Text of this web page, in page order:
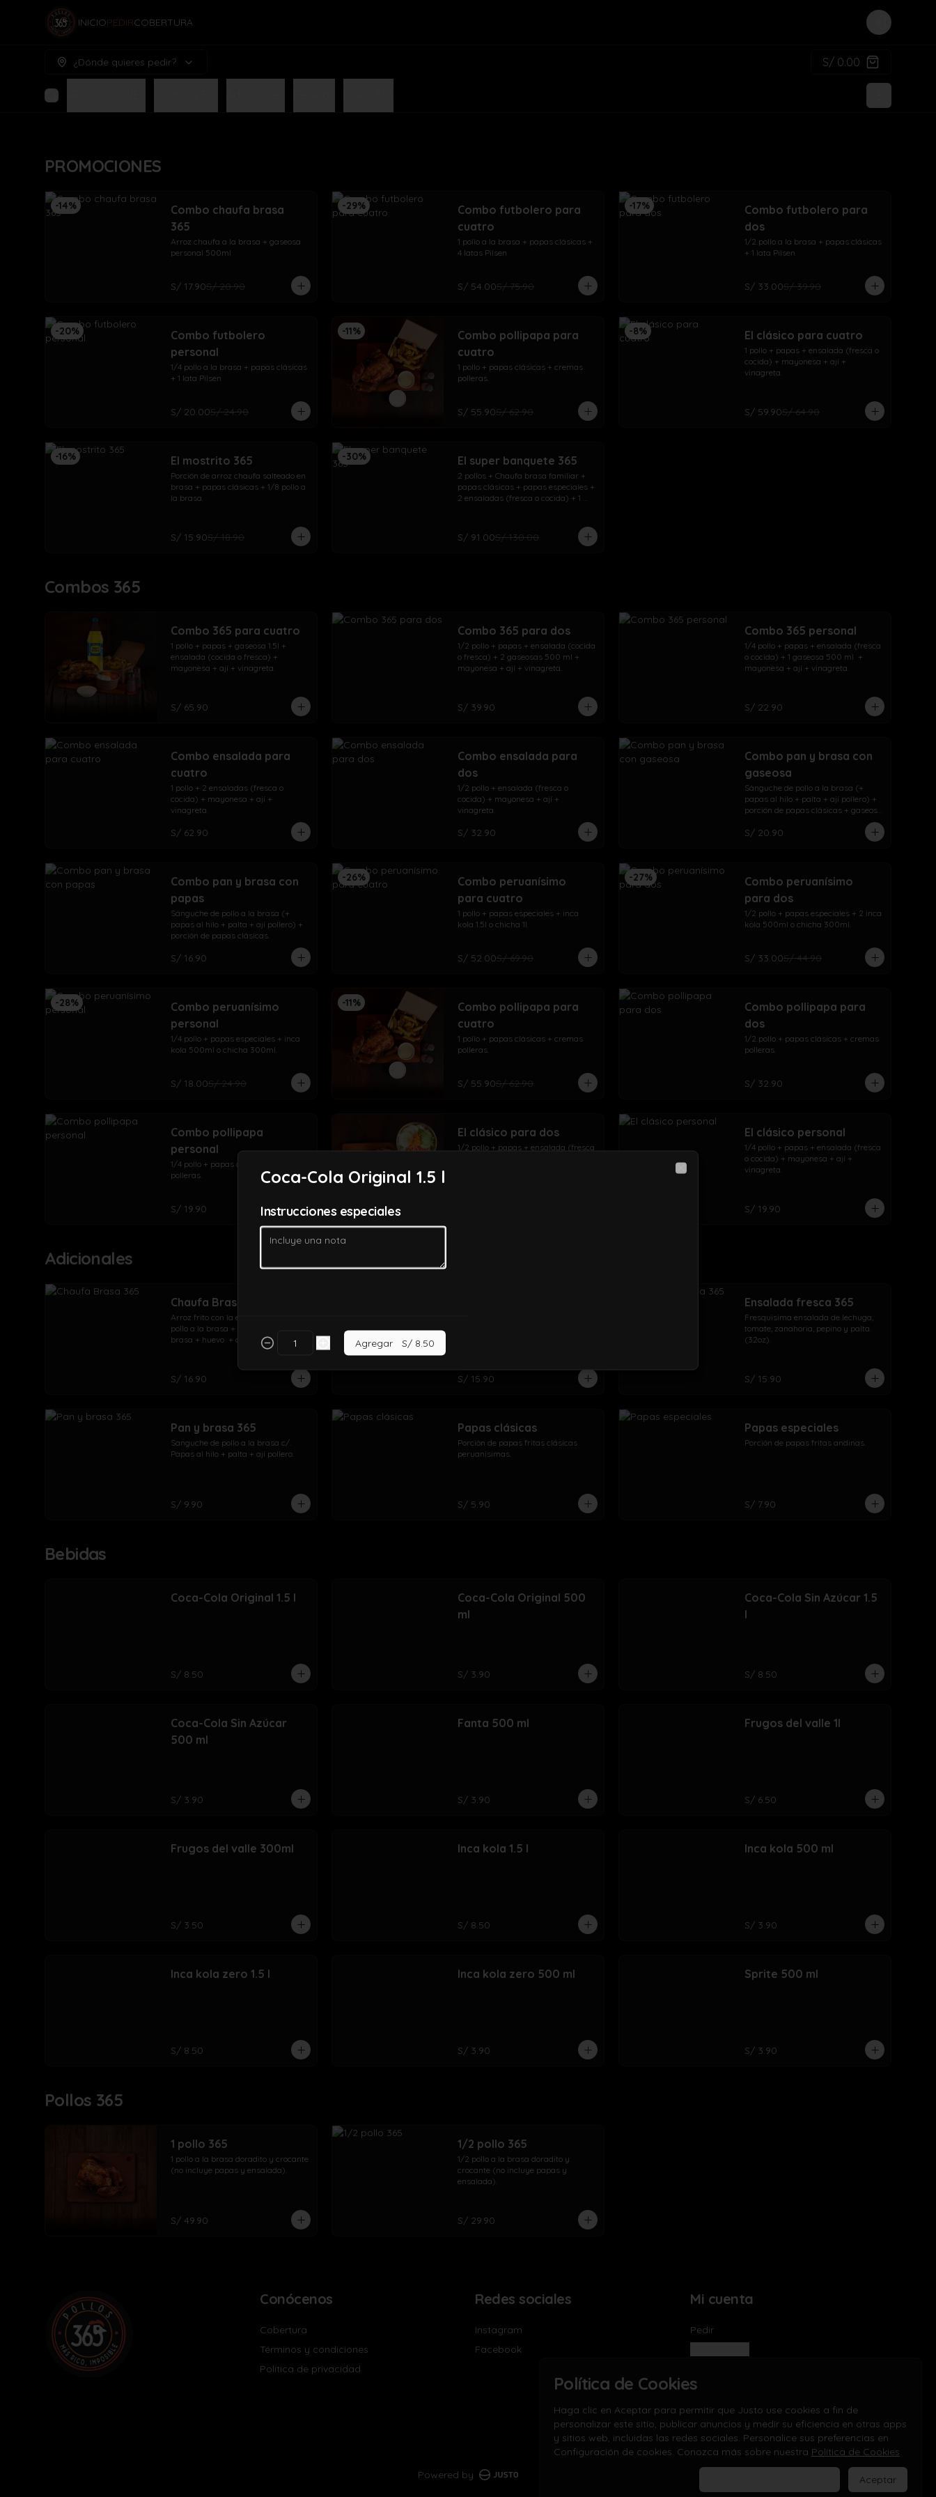
INICIOPEDIRCOBERTURA Login
¿Dónde quieres pedir? S/ 0.00
PROMOCIONES
-14%
Combo chaufa brasa
365
Arroz chaufa a la brasa + gaseosa
personal 500ml
S/ 17.90S/ 20.90
-29%
Combo futbolero para
cuatro
1 pollo a la brasa + papas clásicas +
4 latas Pilsen
S/ 54.00S/ 75.90
-17%
Combo futbolero para
dos
1/2 pollo a la brasa + papas clásicas
+ 1 lata Pilsen
S/ 33.00S/ 39.90
-20%
Combo futbolero
personal
1/4 pollo a la brasa + papas clásicas
+ 1 lata Pilsen
S/ 20.00S/ 24.90
-11%
Combo pollipapa para
cuatro
1 pollo + papas clásicas + cremas
polleras.
S/ 55.90S/ 62.90
-8% El clásico para cuatro
1 pollo + papas + ensalada (fresca o
cocida) + mayonesa + ají +
vinagreta.
S/ 59.90S/ 64.90
-16% El mostrito 365
Porción de arroz chaufa salteado en
brasa + papas clásicas + 1/8 pollo a
la brasa.
S/ 15.90S/ 18.90
-30% El super banquete 365
2 pollos + Chaufa brasa familiar +
papas clásicas + papas especiales +
2 ensaladas (fresca o cocida) + 1
S/ 91.00S/ 130.00
Combos 365
Combo 365 para cuatro
1 pollo + papas + gaseosa 1.5l +
ensalada (cocida o fresca) +
mayonesa + ají + vinagreta.
S/ 65.90
Combo 365 para dos
1/2 pollo + papas + ensalada (cocida
o fresca) + 2 gaseosas 500 ml +
mayonesa + ají + vinagreta.
S/ 39.90
Combo 365 personal
1/4 pollo + papas + ensalada (fresca
o cocida) + 1 gaseosa 500 ml  +
mayonesa + ají + vinagreta.
S/ 22.90
Combo ensalada para
cuatro
1 pollo + 2 ensaladas (fresca o
cocida) + mayonesa + ají +
vinagreta.
S/ 62.90
Combo ensalada para
dos
1/2 pollo + ensalada (fresca o
cocida) + mayonesa + ají +
vinagreta.
S/ 32.90
Combo pan y brasa con
gaseosa
Sánguche de pollo a la brasa (+
papas al hilo + palta + ají pollero) +
porción de papas clásicas + gaseosa
S/ 20.90
Combo pan y brasa con
papas
Sánguche de pollo a la brasa (+
papas al hilo + palta + ají pollero) +
porción de papas clásicas.
S/ 16.90
-26%
Combo peruanísimo
para cuatro
1 pollo + papas especiales + inca
kola 1.5l o chicha 1l.
S/ 52.00S/ 69.90
-27%
Combo peruanísimo
para dos
1/2 pollo + papas especiales + 2 inca
kola 500ml o chicha 300ml.
S/ 33.00S/ 44.90
-28%
Combo peruanísimo
personal
1/4 pollo + papas especiales + inca
kola 500ml o chicha 300ml.
S/ 18.00S/ 24.90
-11%
Combo pollipapa para
cuatro
1 pollo + papas clásicas + cremas
polleras.
S/ 55.90S/ 62.90
Combo pollipapa para
dos
1/2 pollo + papas clásicas + cremas
polleras.
S/ 32.90
Combo pollipapa
personal
1/4 pollo + papas clásicas + cremas
polleras.
S/ 19.90
El clásico para dos
1/2 pollo + papas + ensalada (fresca
El clásico personal
1/4 pollo + papas + ensalada (fresca
o cocida) + mayonesa + ají +
vinagreta.
S/ 19.90
Adicionales
Chaufa Brasa 365
Arroz frito con la exquisita sazón de
pollo a la brasa + trozos de pollo a la
brasa + huevo  + cebolla china
S/ 16.90 S/ 15.90
Ensalada fresca 365
Fresquisima ensalada de lechuga,
tomate, zanahoria, pepino y palta.
(32oz).
S/ 15.90
Pan y brasa 365
Sanguche de pollo a la brasa c/.
Papas al hilo + palta + ají pollero.
S/ 9.90
Papas clásicas
Porción de papas fritas clásicas
peruanisimas.
S/ 5.90
Papas especiales
Porción de papas fritas andinas.
S/ 7.90
Bebidas
Coca-Cola Original 1.5 l
S/ 8.50
Coca-Cola Original 500
ml
S/ 3.90
Coca-Cola Sin Azúcar 1.5
l
S/ 8.50
Coca-Cola Sin Azúcar
500 ml
S/ 3.90
Fanta 500 ml
S/ 3.90
Frugos del valle 1l
S/ 6.50
Frugos del valle 300ml
S/ 3.50
Inca kola 1.5 l
S/ 8.50
Inca kola 500 ml
S/ 3.90
Inca kola zero 1.5 l
S/ 8.50
Inca kola zero 500 ml
S/ 3.90
Sprite 500 ml
S/ 3.90
Pollos 365
1 pollo 365
1 pollo a la brasa doradito y crocante
(no incluye papas y ensalada).
S/ 49.90
1/2 pollo 365
1/2 pollo a la brasa doradito y
crocante (no incluye papas y
ensalada).
S/ 29.90
Conócenos
Cobertura
Términos y condiciones
Política de privacidad
Redes sociales
Instagram
Facebook
Mi cuenta
Pedir
Powered by
Política de Cookies
Haga clic en Aceptar para permitir que Justo use cookies a fin de
personalizar este sitio, publicar anuncios y medir su eficiencia en otras apps
y sitios web, incluidas las redes sociales. Personalice sus preferencias en
Configuración de cookies. Conozca más sobre nuestra Política de Cookies.
Aceptar
Coca-Cola Original 1.5 l
Instrucciones especiales
Agregar S/ 8.50